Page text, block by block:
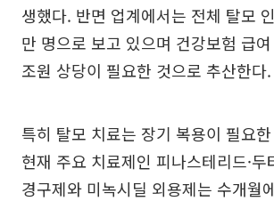
생했다. 반면 업계에서는 전체 탈모
만 명으로 보고 있으며 건강보험 급
조원 상당이 필요한 것으로 추산한다.
특히 탈모 치료는 장기 복용이 필요
현재 주요 치료제인 피나스테리드·두
경구제와 미녹시딜 외용제는 수개월